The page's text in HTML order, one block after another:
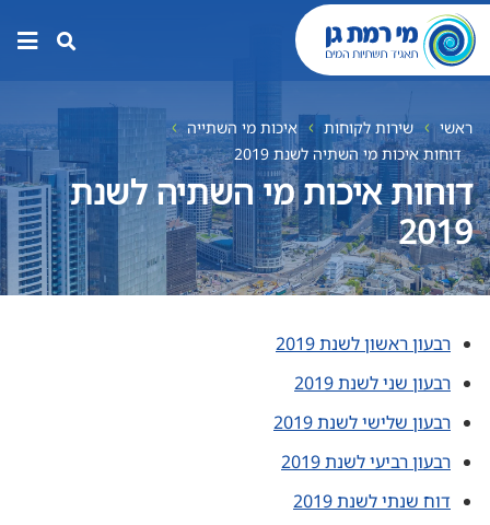
ראשי שירות לקוחות
איכות מי השתייה
דוחות איכות מי השתיה לשנת 2019
דוחות איכות מי השתיה לשנת
2019
רבעון ראשון לשנת 2019
רבעון שני לשנת 2019
רבעון שלישי לשנת 2019
רבעון רביעי לשנת 2019
דוח שנתי לשנת 2019